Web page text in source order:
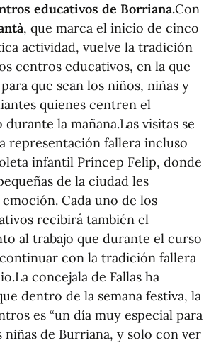
educativos de Borriana.Con
, que marca el inicio de cinco
actividad, vuelve la tradición
centros educativos, en la que
que sean los niños, niñas y
quienes centren el
la mañana.Las visitas se
representación fallera incluso
infantil Príncep Felip, donde
de la ciudad les
Cada uno de los
recibirá también el
al trabajo que durante el curso
con la tradición fallera
concejala de Fallas ha
dentro de la semana festiva, la
es “un día muy especial para
niñas de Burriana, y solo con ver